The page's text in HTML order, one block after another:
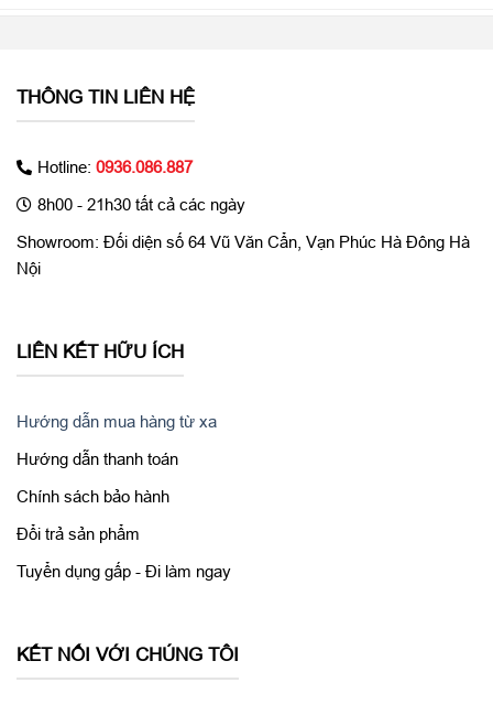
Apple Watch Series 4 GPS 44mm
bộ vi xử lí, nó thực sự là một hệ thống đóng gói hoàn chỉnh.
Nghĩa là chỉ trong một phạm vi kiến trúc rất nhỏ, Apple đã thiết
kế tất cả thành phần vào trong đó thay vì việc sử dụng các con
chip khác nhau cho các hoạt động khác nhau. Nhờ vậy,Apple
Watch Series 4 GPS 44mm cũ 99%
sử dụng.
THÔNG TIN LIÊN HỆ
Hotline: 0936.086.887
8h00 - 21h30 tất cả các ngày
Showroom: Đối diện số 64 Vũ Văn Cẩn, Vạn Phúc Hà Đông Hà
Nội
LIÊN KẾT HỮU ÍCH
Hướng dẫn mua hàng từ xa
Hướng dẫn thanh toán
Chính sách bảo hành
Đổi trả sản phẩm
Tuyển dụng gấp - Đi làm ngay
KẾT NỐI VỚI CHÚNG TÔI